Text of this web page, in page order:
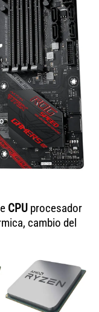
CPU procesador
cambio del